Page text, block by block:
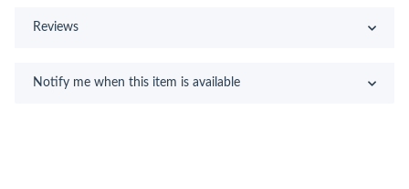
Reviews
Notify me when this item is available